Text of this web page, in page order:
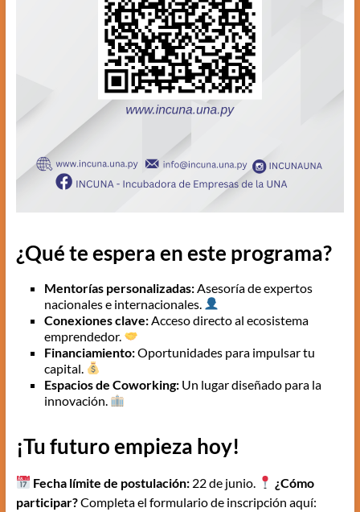
¿Qué te espera en este programa?
Mentorías personalizadas:Asesoría de expertos
nacionales e internacionales.
Conexiones clave:Acceso directo al ecosistema
emprendedor.
Financiamiento:Oportunidades para impulsar tu
capital.
Espacios de Coworking:Un lugar diseñado para la
innovación.
¡Tu futuro empieza hoy!
Fecha límite de postulación:22 de junio.
¿Cómo
participar?Completa el formulario de inscripción aquí: